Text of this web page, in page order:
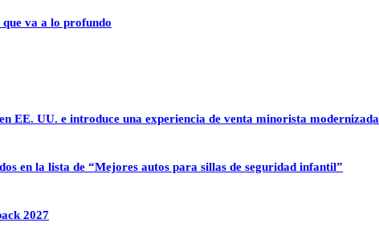
va a lo profundo
EE. UU. e introduce una experiencia de venta minorista modernizada
en la lista de “Mejores autos para sillas de seguridad infantil”
2027